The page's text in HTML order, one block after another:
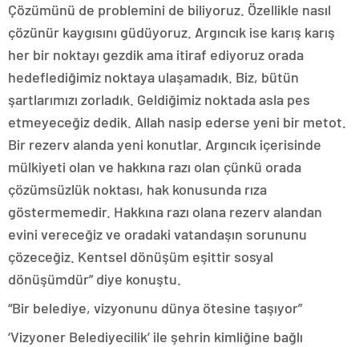
Çözümünü de problemini de biliyoruz. Özellikle nasıl
çözünür kaygısını güdüyoruz. Argıncık ise karış karış
her bir noktayı gezdik ama itiraf ediyoruz orada
hedeflediğimiz noktaya ulaşamadık. Biz, bütün
şartlarımızı zorladık. Geldiğimiz noktada asla pes
etmeyeceğiz dedik. Allah nasip ederse yeni bir metot.
Bir rezerv alanda yeni konutlar. Argıncık içerisinde
mülkiyeti olan ve hakkına razı olan çünkü orada
çözümsüzlük noktası, hak konusunda rıza
göstermemedir. Hakkına razı olana rezerv alandan
evini vereceğiz ve oradaki vatandaşın sorununu
çözeceğiz. Kentsel dönüşüm eşittir sosyal
dönüşümdür” diye konuştu.
“Bir belediye, vizyonunu dünya ötesine taşıyor”
‘Vizyoner Belediyecilik’ ile şehrin kimliğine bağlı